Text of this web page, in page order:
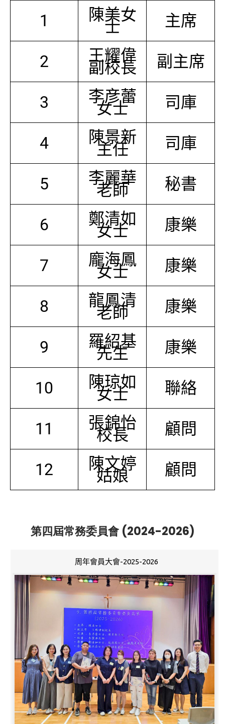
1
陳美女
士 主席
2 王耀偉
副校長 副主席
3 李彦蕾
女士 司庫
4 陳景新
主任 司庫
5 李麗華
老師 秘書
6 鄭清如
女士 康樂
7 龐海鳳
女士 康樂
8 龍鳳清
老師 康樂
9 羅紹基
先生 康樂
10 陳琼如
女士 聯絡
11 張錦怡
校長 顧問
12 陳文婷
姑娘 顧問
第四屆常務委員會 (2024-2026)
周年會員大會-2025-2026